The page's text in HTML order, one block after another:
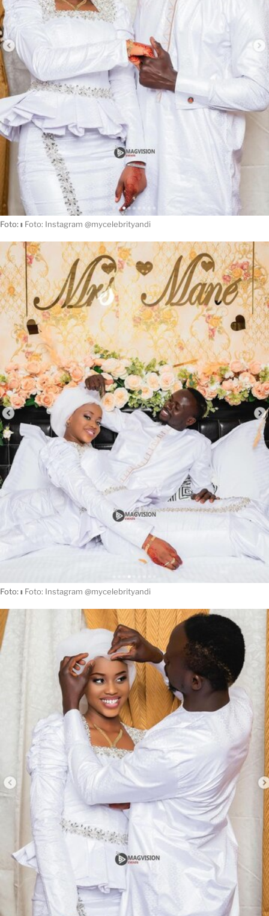
Foto:ı Foto: Instagram @mycelebrityandi
Foto:ı Foto: Instagram @mycelebrityandi